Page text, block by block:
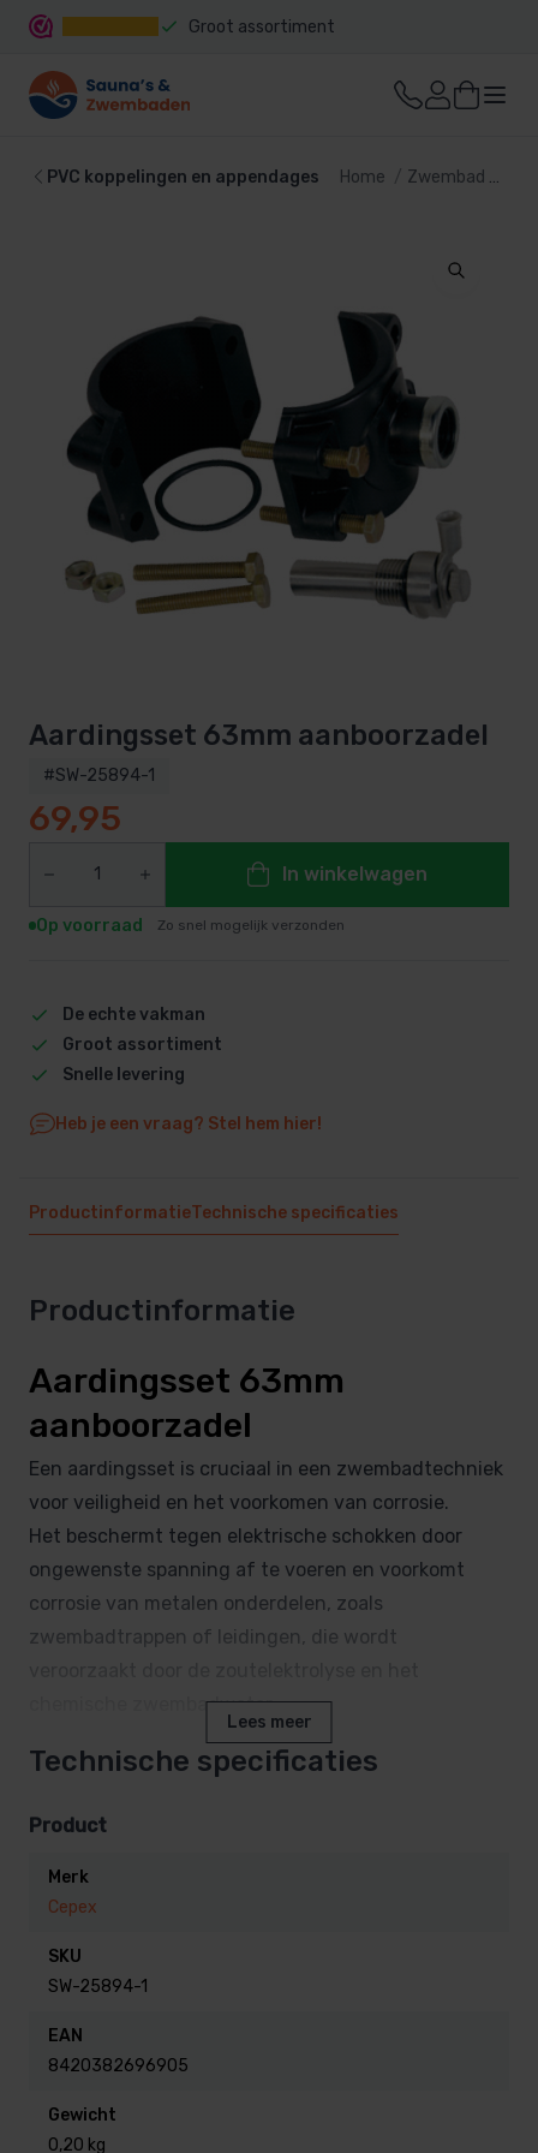
Groot assortiment
PVC koppelingen en appendages Home Zwembad
Aardingsset 63mm aanboorzadel
#SW-25894-1
69,95
In winkelwagen
Op voorraad Zo snel mogelijk verzonden
De echte vakman
Groot assortiment
Snelle levering
Heb je een vraag? Stel hem hier!
ProductinformatieTechnische specificaties
Productinformatie
Aardingsset 63mm
aanboorzadel
Een aardingsset is cruciaal in een zwembadtechniek
voor veiligheid en het voorkomen van corrosie.
Het beschermt tegen elektrische schokken door
ongewenste spanning af te voeren en voorkomt
corrosie van metalen onderdelen, zoals
zwembadtrappen of leidingen, die wordt
chemische zwembadwater.
Veiligheid
Voorkomen van elektrische schokken:
Aarding voert elektrische ladingen, die kunnen
ontstaan door defecte apparatuur of
water geleidt elektriciteit beter, waardoor een
Bescherming tegen elektrische gevaren:
Als een elektriciteitsdraad beschadigd raakt, kan
stroom zich via metalen delen van het zwembad
verspreiden.
Lees meer
Technische specificaties
Product
Merk
Cepex
SKU
SW-25894-1
EAN
8420382696905
Gewicht
0,20 kg